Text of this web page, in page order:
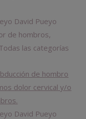
David Pueyo
de hombros,
las categorías
de hombro
dolor cervical y/o
David Pueyo